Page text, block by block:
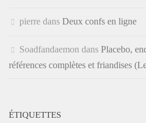
pierre dans Deux confs en ligne
Soadfandaemon dans Placebo,
références complètes et friandises
ÉTIQUETTES